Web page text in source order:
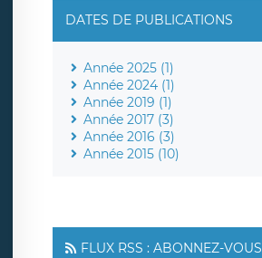
DATES DE PUBLICATIONS
Année 2025 (1)
Année 2024 (1)
Année 2019 (1)
Année 2017 (3)
Année 2016 (3)
Année 2015 (10)
FLUX RSS : ABONNEZ-VOUS